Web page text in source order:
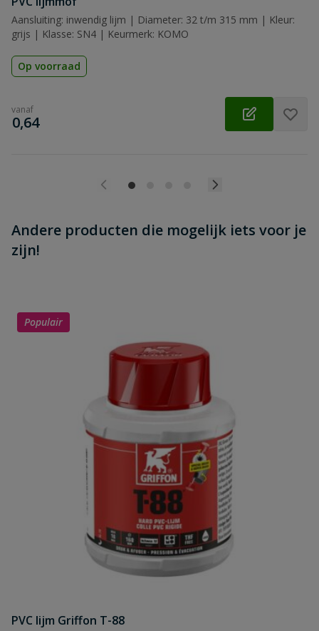
Aansluiting: inwendig lijm | Diameter: 32 t/m 315 mm | Kleur:
grijs | Klasse: SN4 | Keurmerk: KOMO
Op voorraad
vanaf
€
0,64
Andere producten die mogelijk iets voor je
zijn!
Populair
PVC lijm Griffon T-88